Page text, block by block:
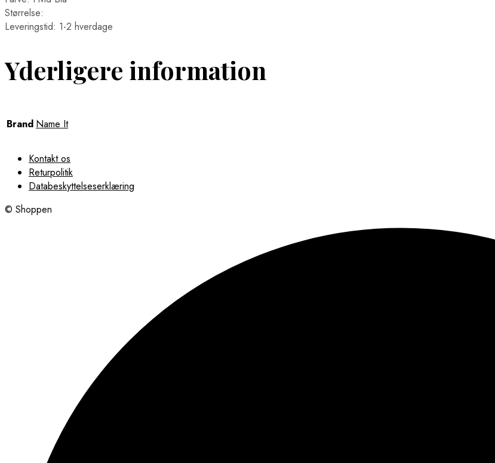
Størrelse:
Leveringstid: 1-2 hverdage
Yderligere information
Brand Name It
Kontakt os
Returpolitik
Databeskyttelseserklæring
© Shoppen